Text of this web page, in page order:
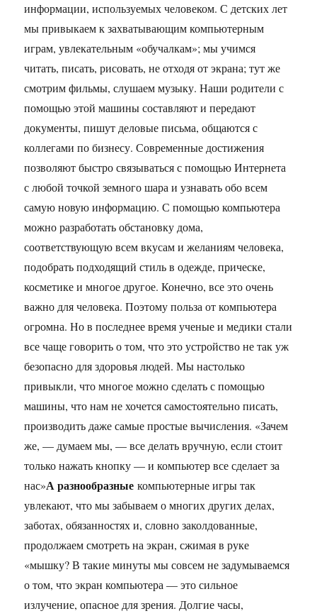
информации, используемых человеком. С детских лет
мы привыкаем к захватывающим компьютерным
играм, увлекательным «обучалкам»; мы учимся
читать, писать, рисовать, не отходя от экрана; тут же
смотрим фильмы, слушаем музыку. Наши родители с
помощью этой машины составляют и передают
документы, пишут деловые письма, общаются с
коллегами по бизнесу. Современные достижения
позволяют быстро связываться с помощью Интернета
с любой точкой земного шара и узнавать обо всем
самую новую информацию. С помощью компьютера
можно разработать обстановку дома,
соответствующую всем вкусам и желаниям человека,
подобрать подходящий стиль в одежде, прическе,
косметике и многое другое. Конечно, все это очень
важно для человека. Поэтому польза от компьютера
огромна. Но в последнее время ученые и медики стали
все чаще говорить о том, что это устройство не так уж
безопасно для здоровья людей. Мы настолько
привыкли, что многое можно сделать с помощью
машины, что нам не хочется самостоятельно писать,
производить даже самые простые вычисления. «Зачем
же, — думаем мы, — все делать вручную, если стоит
только нажать кнопку — и компьютер все сделает за
нас»А разнообразные компьютерные игры так
увлекают, что мы забываем о многих других делах,
заботах, обязанностях и, словно заколдованные,
продолжаем смотреть на экран, сжимая в руке
«мышку? В такие минуты мы совсем не задумываемся
о том, что экран компьютера — это сильное
излучение, опасное для зрения. Долгие часы,